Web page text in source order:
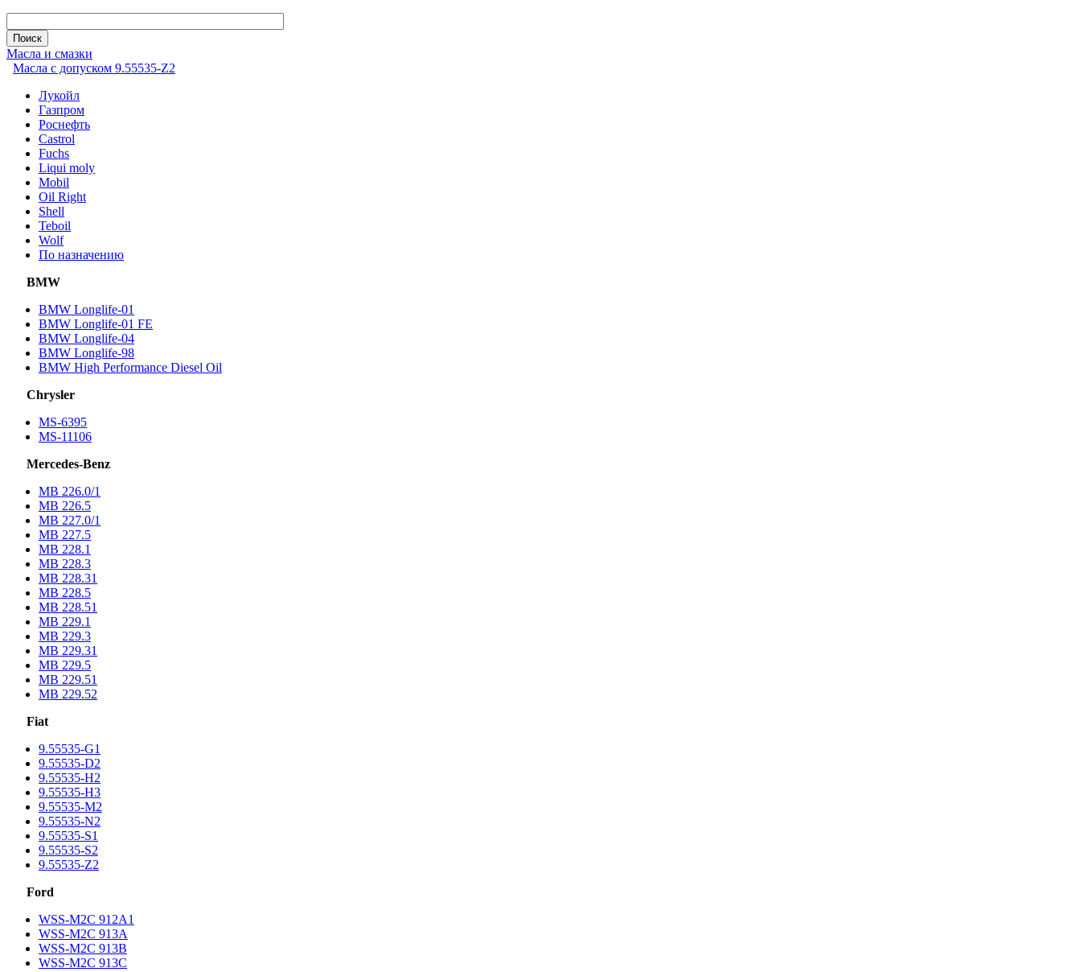
Масла и смазки
Масла с допуском 9.55535-Z2
Лукойл
Газпром
Роснефть
Castrol
Fuchs
Liqui moly
Mobil
Oil Right
Shell
Teboil
Wolf
По назначению
BMW
BMW Longlife-01
BMW Longlife-01 FE
BMW Longlife-04
BMW Longlife-98
BMW High Performance Diesel Oil
Chrysler
MS-6395
MS-11106
Mercedes-Benz
МВ 226.0/1
МВ 226.5
МВ 227.0/1
МВ 227.5
MB 228.1
MB 228.3
MB 228.31
MB 228.5
MB 228.51
MB 229.1
MB 229.3
MB 229.31
MB 229.5
MB 229.51
MB 229.52
Fiat
9.55535-G1
9.55535-D2
9.55535-H2
9.55535-H3
9.55535-M2
9.55535-N2
9.55535-S1
9.55535-S2
9.55535-Z2
Ford
WSS-M2C 912A1
WSS-M2C 913A
WSS-M2C 913B
WSS-M2C 913C